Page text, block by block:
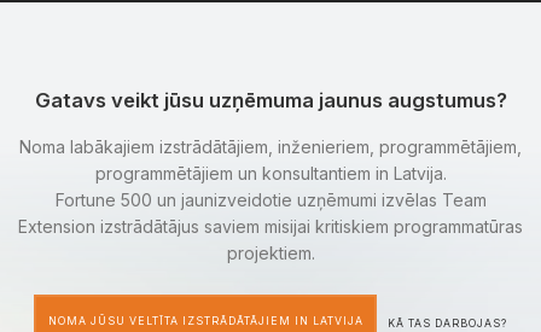
Gatavs veikt jūsu uzņēmuma jaunus augstumus?
Noma labākajiem izstrādātājiem, inženieriem, programmētājiem,
programmētājiem un konsultantiem in Latvija.
Fortune 500 un jaunizveidotie uzņēmumi izvēlas Team
Extension izstrādātājus saviem misijai kritiskiem programmatūras
projektiem.
NOMA JŪSU VELTĪTA IZSTRĀDĀTĀJIEM IN LATVIJA KĀ TAS DARBOJAS?